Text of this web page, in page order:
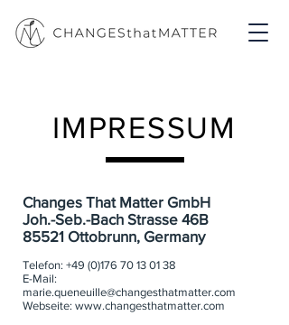
IMPRESSUM
Changes That Matter GmbH
Joh.-Seb.-Bach Strasse 46B
85521 Ottobrunn, Germany
Telefon: +49 (0)176 70 13 01 38
E-Mail:
marie.queneuille@changesthatmatter.com
Webseite: www.changesthatmatter.com